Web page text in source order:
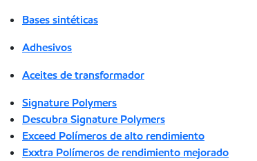
Bases sintéticas
Adhesivos
Aceites de transformador
Signature Polymers
Descubra Signature Polymers
Exceed Polímeros de alto rendimiento
Exxtra Polímeros de rendimiento mejorado